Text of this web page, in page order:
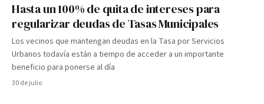
Hasta un 100% de quita de intereses para
regularizar deudas de Tasas Municipales
Los vecinos que mantengan deudas en la Tasa por Servicios
Urbanos todavía están a tiempo de acceder a un importante
beneficio para ponerse al día
30 de julio